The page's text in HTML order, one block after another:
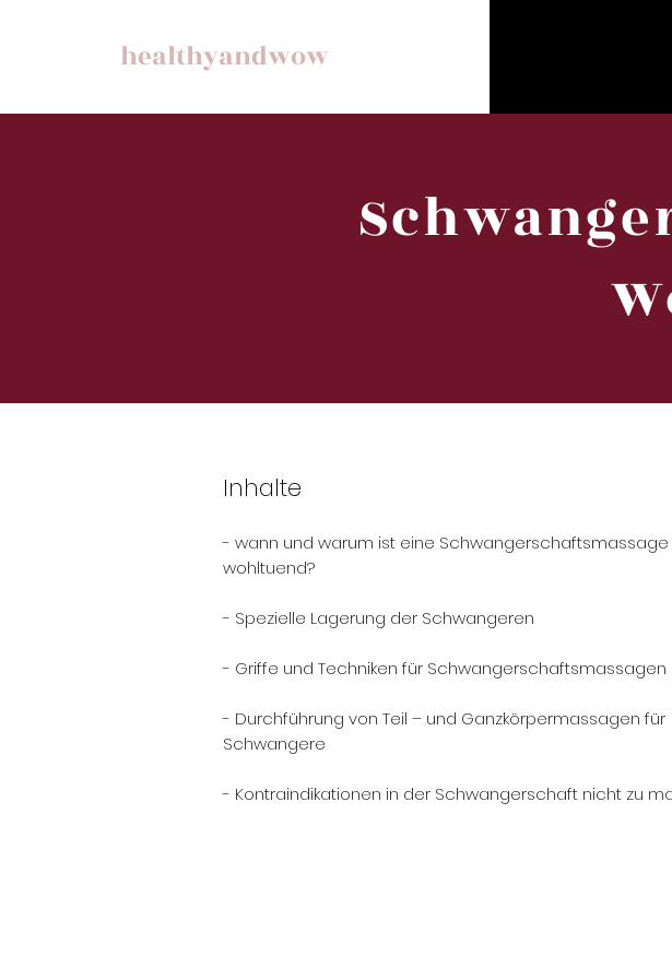
healthyandwow
Inhalte
- wann und warum ist eine Schwangerschaftsmassage
wohltuend?
- Spezielle Lagerung der Schwangeren
- Griffe und Techniken für Schwangerschaftsmassagen
- Durchführung von Teil – und Ganzkörpermassagen für
Schwangere
- Kontraindikationen in der Schwangerschaft nicht zu